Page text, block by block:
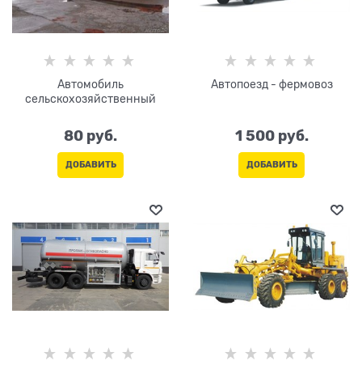
Автомобиль
сельскохозяйственный
80 руб.
ДОБАВИТЬ
Автопоезд - фермовоз
1 500 руб.
ДОБАВИТЬ